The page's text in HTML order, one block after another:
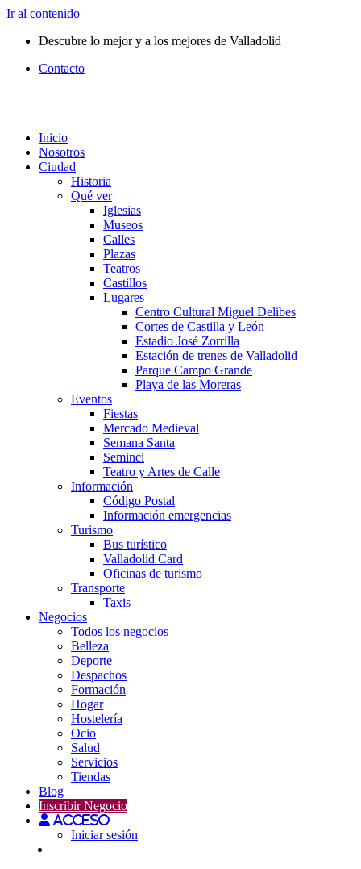
Ir al contenido
Descubre lo mejor y a los mejores de Valladolid
Contacto
Inicio
Nosotros
Ciudad
Historia
Qué ver
Iglesias
Museos
Calles
Plazas
Teatros
Castillos
Lugares
Centro Cultural Miguel Delibes
Cortes de Castilla y León
Estadio José Zorrilla
Estación de trenes de Valladolid
Parque Campo Grande
Playa de las Moreras
Eventos
Fiestas
Mercado Medieval
Semana Santa
Seminci
Teatro y Artes de Calle
Información
Código Postal
Información emergencias
Turismo
Bus turístico
Valladolid Card
Oficinas de turismo
Transporte
Taxis
Negocios
Todos los negocios
Belleza
Deporte
Despachos
Formación
Hogar
Hostelería
Ocio
Salud
Servicios
Tiendas
Blog
Inscribir Negocio
Acceso
Iniciar sesión